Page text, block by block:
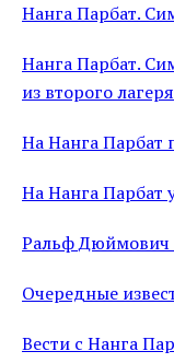
Нанга Парбат.
Нанга Парбат.
из второго лагеря
На Нанга Парбат
На Нанга Парбат
Ральф Дюймович
Очередные
Вести с Нанга